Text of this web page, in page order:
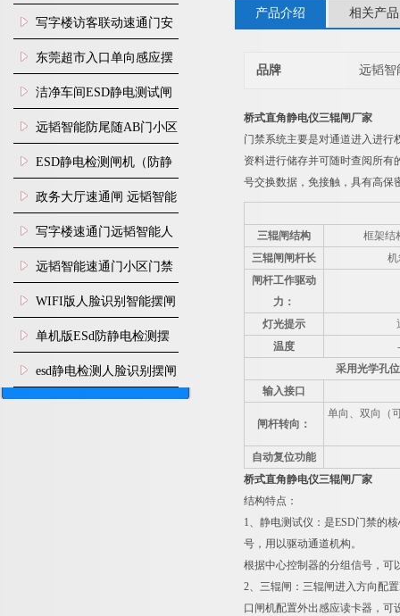
写字楼访客联动速通门安
装
东莞超市入口单向感应摆
闸安装
洁净车间ESD静电测试闸
机
远韬智能防尾随AB门小区
门禁闸机安装
​ESD静电检测闸机（防静
电门禁通道系统）
政务大厅速通闸 远韬智能
防尾随静音速通门
写字楼速通门远韬智能人
脸识别快速通道闸
远韬智能速通门小区门禁
闸机食堂消费摆闸
WIFI版人脸识别智能摆闸
机
单机版ESd防静电检测摆
闸机
esd静电检测人脸识别摆闸
安装
产品介绍 相关产品
品牌 远韬智
桥式直角静电仪三辊闸厂家
门禁系统主要是对通道进入进行
资料进行储存并可随时查阅所
号交换数据，免接触，具有高保
三辊闸结构
框架结
三辊闸闸杆长
闸杆工作驱动
力：
灯光提示
温度
采用光学孔
输入接口
闸杆转向：
单向、双向（
自动复位功能
桥式直角静电仪三辊闸厂家
结构特点：
1、静电测试仪：是ESD门禁的
号，用以驱动通道机构。
根据中心控制器的分组信号，可
2、三辊闸：三辊闸进入方向配
口闸机配置外出感应读卡器，可